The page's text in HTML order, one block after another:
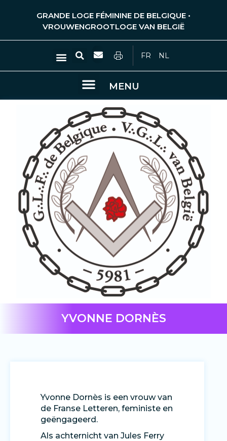
GRANDE LOGE FÉMININE DE BELGIQUE •
VROUWENGROOTLOGE VAN BELGIË
Menu
Zoeken FR NL
MenuMENU
YVONNE DORNÈS
Yvonne Dornès is een vrouw van
de Franse Letteren, feministe en
geëngageerd.
Als achternicht van Jules Ferry